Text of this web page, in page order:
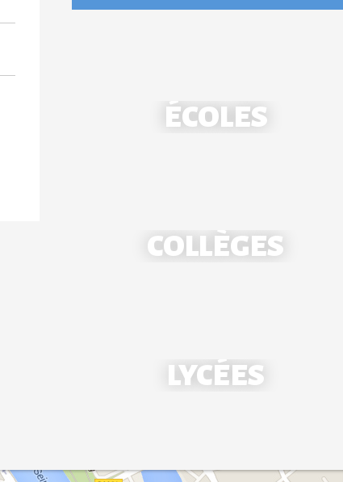
ÉCOLES
École Saint-Louis - Bonnières
COLLÈGES
LYCÉES